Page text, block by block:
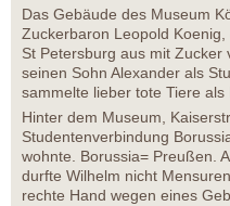
Das Gebäude des Museum
Zuckerbaron Leopold
St Petersburg aus mit
seinen Sohn Alexander als
sammelte lieber tote Tiere als
Hinter dem Museum,
Studentenverbindung
wohnte. Borussia= Preußen.
durfte Wilhelm nicht
rechte Hand wegen eines